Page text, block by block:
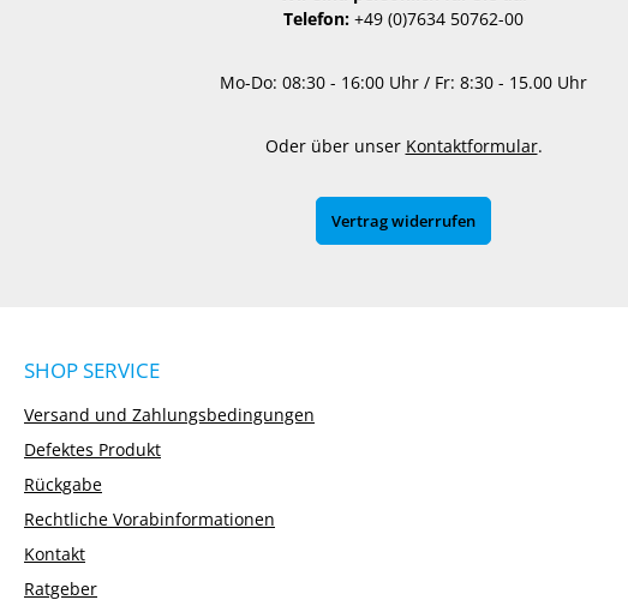
Telefon: +49 (0)7634 50762-00
Mo-Do: 08:30 - 16:00 Uhr / Fr: 8:30 - 15.00 Uhr
Oder über unser Kontaktformular.
Vertrag widerrufen
SHOP SERVICE
Versand und Zahlungsbedingungen
Defektes Produkt
Rückgabe
Rechtliche Vorabinformationen
Kontakt
Ratgeber